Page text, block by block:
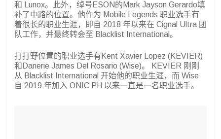
和 Lunox。此外，绰号ESON的Mark Jayson Gerardo填
补了中路的位置。他作为 Mobile Legends 职业选手有
着很长的职业生涯，即自 2018 年以来在 Cignal Ultra 团
队工作，并最终转会至 Blacklist International。
打打野位置的职业选手有Kent Xavier Lopez (KEVIER)
和Danerie James Del Rosario (Wise)。 KEVIER 刚刚
从 Blacklist International 开始他的职业生涯，而 Wise
自 2019 年加入 ONIC PH 以来一直是一名职业选手。